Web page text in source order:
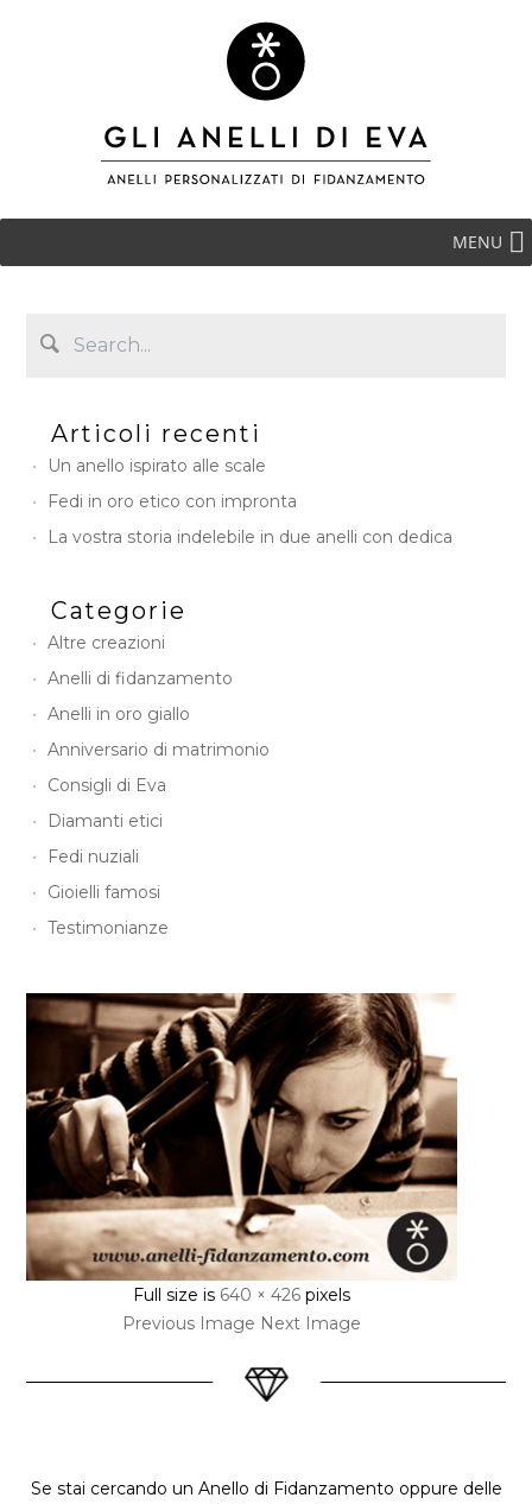
MENU
Articoli recenti
Un anello ispirato alle scale
Fedi in oro etico con impronta
La vostra storia indelebile in due anelli con dedica
Categorie
Altre creazioni
Anelli di fidanzamento
Anelli in oro giallo
Anniversario di matrimonio
Consigli di Eva
Diamanti etici
Fedi nuziali
Gioielli famosi
Testimonianze
Full size is 640 × 426 pixels
Previous Image Next Image
Se stai cercando un Anello di Fidanzamento oppure delle